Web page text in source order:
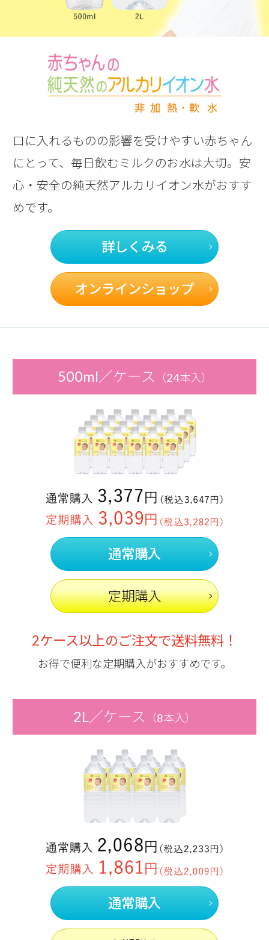
口に入れるものの影響を受けやすい赤ちゃん
にとって、 毎日飲むミルクのお水は大切。 安
心・安全の純天然アルカリイオン水がおすす
めです。
詳しくみる
オンラインショップ
500ml／ケース （24本入）
通常購入
定期購入
2ケース以上のご注文で送料無料！
お得で便利な定期購入がおすすめです。
2L／ケース （8本入）
通常購入